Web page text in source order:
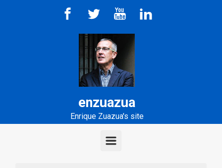
Skip to main content
enzuazua
Enrique Zuazua's site